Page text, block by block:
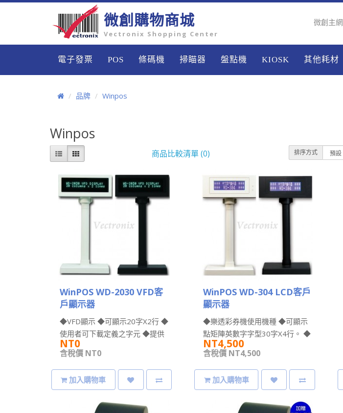
微創購物商城
Vectronix Shopping Center
微創主網
電子發票 POS 條碼機 掃瞄器 盤點機 KIOSK 其他耗材
品牌 Winpos
Winpos
商品比較清單 (0) 排序方式
WinPOS WD-2030 VFD客
戶顯示器
◆VFD顯示 ◆可顯示20字X2行 ◆
使用者可下載定義之字元 ◆提供
長短管方便安裝高度 ◆USB..
NT0
含稅價 NT0
加入購物車
WinPOS WD-304 LCD客戶
顯示器
◆樂透彩券機使用機種 ◆可顯示
點矩陣英數字字型30字X4行。 ◆
可顯示中文字字型顯示出15字X4
行。..
NT4,500
含稅價 NT4,500
加入購物車